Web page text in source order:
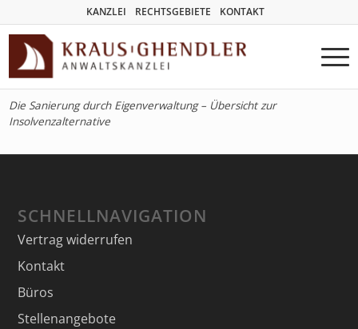
KANZLEI RECHTSGEBIETE KONTAKT
Die Sanierung durch Eigenverwaltung – Übersicht zur
Insolvenzalternative
SCHNELLNAVIGATION
Vertrag widerrufen
Kontakt
Büros
Stellenangebote